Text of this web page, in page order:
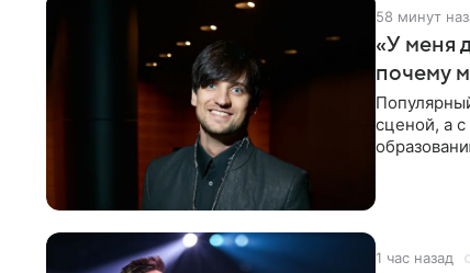
58 минут
«У меня
почему
сценой, а
1 час назад